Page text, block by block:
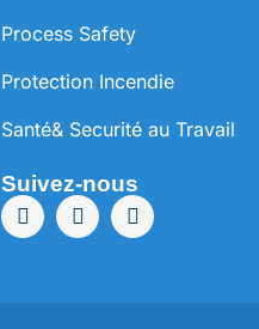
Process Safety
Protection Incendie
Santé& Securité au Travail
Suivez-nous